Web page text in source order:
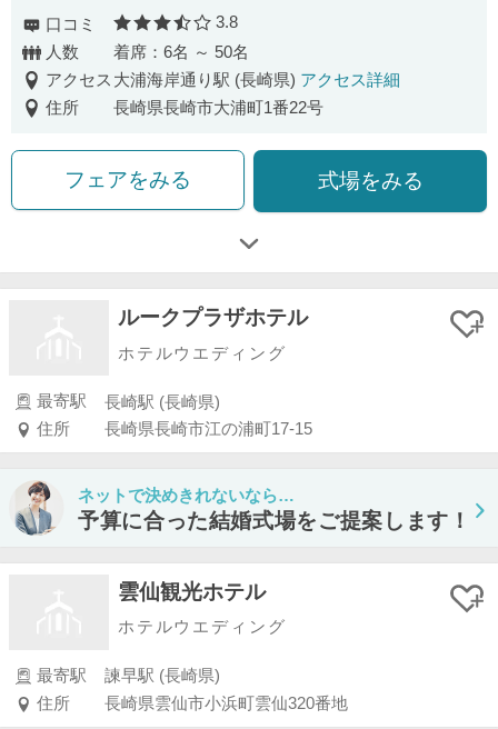
口コミ 口コミ評価
3.8
人数
着席：6名 ～ 50名
アクセス 大浦海岸通り駅 (長崎県) アクセス詳細
住所
長崎県長崎市大浦町1番22号
フェアをみる 式場をみる
ルークプラザホテル
ホテルウエディング
最寄駅
長崎駅 (長崎県)
住所
長崎県長崎市江の浦町17-15
ネットで決めきれないなら…
予算に合った結婚式場をご提案します！
雲仙観光ホテル
ホテルウエディング
最寄駅
諫早駅 (長崎県)
住所
長崎県雲仙市小浜町雲仙320番地